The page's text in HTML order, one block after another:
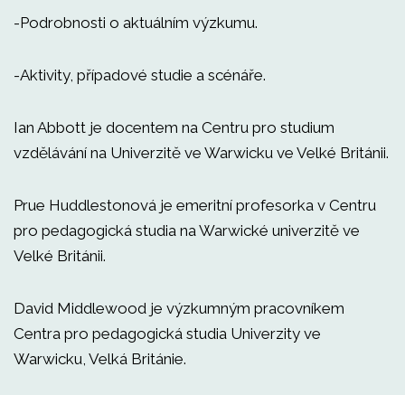
-Podrobnosti o aktuálním výzkumu.
-Aktivity, případové studie a scénáře.
Ian Abbott je docentem na Centru pro studium
vzdělávání na Univerzitě ve Warwicku ve Velké Británii.
Prue Huddlestonová je emeritní profesorka v Centru
pro pedagogická studia na Warwické univerzitě ve
Velké Británii.
David Middlewood je výzkumným pracovníkem
Centra pro pedagogická studia Univerzity ve
Warwicku, Velká Británie.